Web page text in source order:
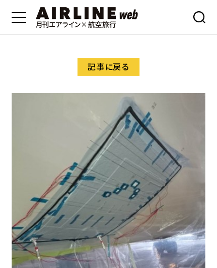
記事に戻る
右
側